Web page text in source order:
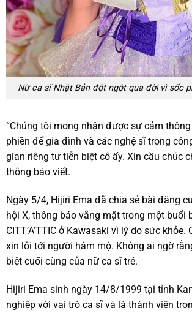
Nữ ca sĩ Nhật Bản đột ngột qua đời vì sốc
“Chúng tôi mong nhận được sự cảm
phiền để gia đình và các nghệ sĩ trong
gian riêng tư tiễn biệt cô ấy. Xin cầu chúc
thông báo viết.
Ngày 5/4, Hijiri Ema đã chia sẻ bài đăng
hội X, thông báo vắng mặt trong một buổi
CITT’A’TTIC ở Kawasaki vì lý do sức khỏe.
xin lỗi tới người hâm mộ. Không ai ngờ
biệt cuối cùng của nữ ca sĩ trẻ.
Hijiri Ema sinh ngày 14/8/1999 tại tỉnh
nghiệp với vai trò ca sĩ và là thành viên